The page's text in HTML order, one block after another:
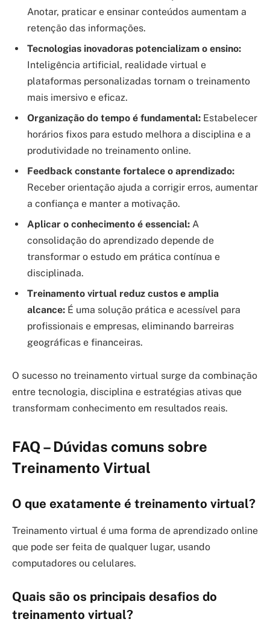
Anotar, praticar e ensinar conteúdos aumentam a
retenção das informações.
Tecnologias inovadoras potencializam o ensino:
Inteligência artificial, realidade virtual e
plataformas personalizadas tornam o treinamento
mais imersivo e eficaz.
Organização do tempo é fundamental: Estabelecer
horários fixos para estudo melhora a disciplina e a
produtividade no treinamento online.
Feedback constante fortalece o aprendizado:
Receber orientação ajuda a corrigir erros, aumentar
a confiança e manter a motivação.
Aplicar o conhecimento é essencial: A
consolidação do aprendizado depende de
transformar o estudo em prática contínua e
disciplinada.
Treinamento virtual reduz custos e amplia
alcance: É uma solução prática e acessível para
profissionais e empresas, eliminando barreiras
geográficas e financeiras.
O sucesso no treinamento virtual surge da combinação
entre tecnologia, disciplina e estratégias ativas que
transformam conhecimento em resultados reais.
FAQ – Dúvidas comuns sobre
Treinamento Virtual
O que exatamente é treinamento virtual?
Treinamento virtual é uma forma de aprendizado online
que pode ser feita de qualquer lugar, usando
computadores ou celulares.
Quais são os principais desafios do
treinamento virtual?